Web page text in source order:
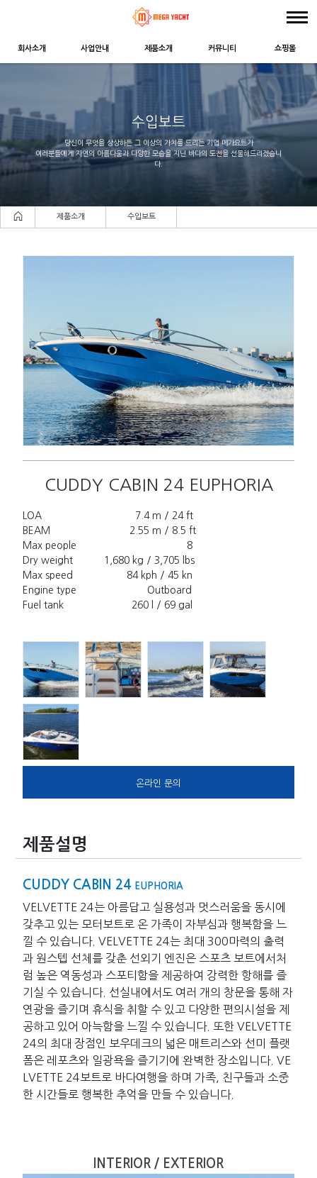
회사소개 사업안내 제품소개 커뮤니티 쇼핑몰
수입보트
당신이 무엇을 상상하든 그 이상의 가치를 드리는 기업 메가요트가
여러분들에게 자연의 아름다움과 다양한 모습을 지닌 바다의 도전을 선물해드리겠습니
다.
제품소개 수입보트
CUDDY CABIN 24 EUPHORIA
LOA                                 7.4 m / 24 ft
BEAM                            2.55 m / 8.5 ft
Max people                                       8
Dry weight           1,680 kg / 3,705 lbs
Max speed                   84 kph / 45 kn
Engine type                         Outboard
Fuel tank                        260 l / 69 gal
온라인 문의
제품설명
CUDDY CABIN 24 EUPHORIA
VELVETTE 24는 아름답고 실용성과 멋스러움을 동시에
갖추고 있는 모터보트로 온 가족이 자부심과 행복함을 느
낄 수 있습니다. VELVETTE 24는 최대 300마력의 출력
과 원스텝 선체를 갖춘 선외기 엔진은 스포츠 보트에서처
럼 높은 역동성과 스포티함을 제공하여 강력한 항해를 즐
기실 수 있습니다. 선실내에서도 여러 개의 창문을 통해 자
연광을 즐기며 휴식을 취할 수 있고 다양한 편의시설을 제
공하고 있어 아늑함을 느낄 수 있습니다. 또한 VELVETTE
24의 최대 장점인 보우데크의 넓은 매트리스와 선미 플랫
폼은 레포츠와 일광욕을 즐기기에 완벽한 장소입니다. VE
LVETTE 24보트로 바다여행을 하며 가족, 친구들과 소중
한 시간들로 행복한 추억을 만들 수 있습니다.
INTERIOR / EXTERIOR